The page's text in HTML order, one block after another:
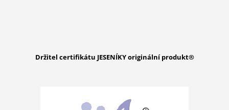
Držitel certifikátu JESENÍKY originální produkt®